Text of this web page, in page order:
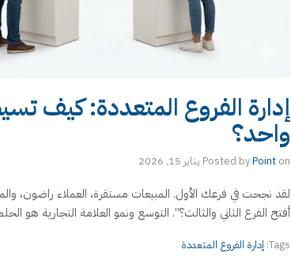
إدارة الفروع المتعددة: كيف
واحد؟
Posted byPoint on يناير 15, 2026
لقد نجحت في فرعك الأول. المبيعات مستقرة، العملاء راضون،
أفتح الفرع الثاني والثالث؟”. التوسع ونمو العلامة التجارية هو
Tags: إدارة الفروع المتعددة